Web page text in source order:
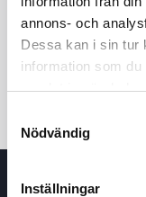
annons- och
Dessa kan i sin tur
information som
samlat in när du
Nödvändig
Inställningar